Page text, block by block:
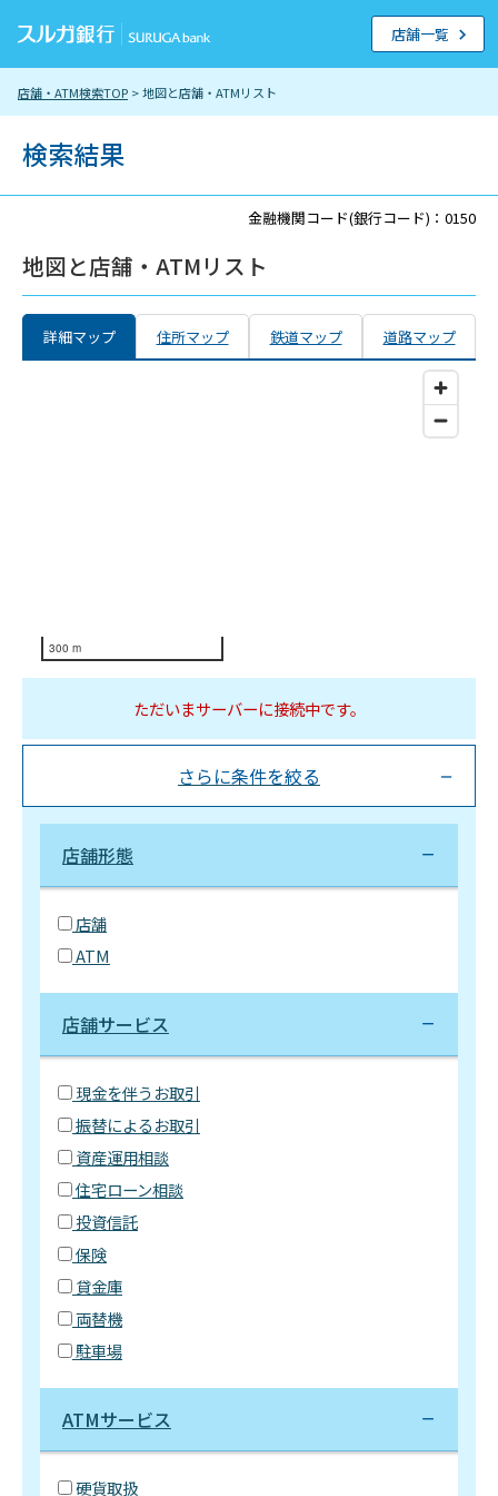
店舗・ATM検索TOP > 地図と店舗・ATMリスト
店舗一覧
検索結果
金融機関コード(銀行コード)：0150
地図と店舗・ATMリスト
詳細マップ 住所マップ 鉄道マップ 道路マップ
300 m
ただいまサーバーに接続中です。
さらに条件を絞る
店舗形態
店舗
ATM
店舗サービス
現金を伴うお取引
振替によるお取引
資産運用相談
住宅ローン相談
投資信託
保険
貸金庫
両替機
駐車場
ATMサービス
硬貨取扱